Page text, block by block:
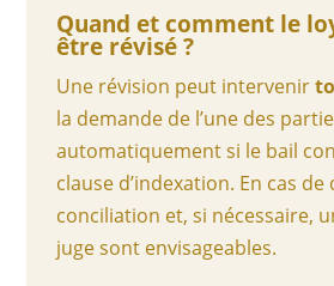
Quand et comment le
être révisé ?
Une révision peut intervenir
la demande de l’une des
automatiquement si le bail
clause d’indexation. En cas
conciliation et, si nécessaire,
juge sont envisageables.